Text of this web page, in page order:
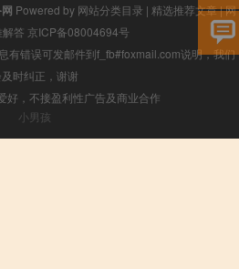
Powered by 网站分类目录 | 精选推荐文章|网
解答 京ICP备08004694号
有错误可发邮件到f_fb#foxmail.com说明，我们
及时纠正，谢谢
好，不接盈利性广告及商业合作
小男孩